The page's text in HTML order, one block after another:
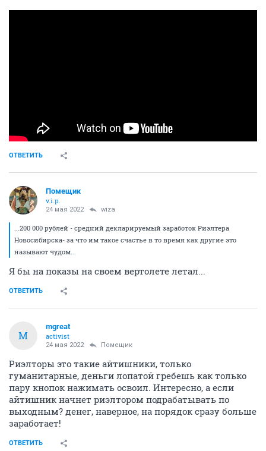
ОТВЕТИТЬ
Помещик
v.i.p.
24 мая 2022 wiza
...200 000 рублей - средний декларируемый заработок Риэлтера
Новосибирска- за что им такое счастье в то время как другие это
называют чудом...
Я бы на показы на своем вертолете летал...
ОТВЕТИТЬ
M
mgreat
activist
24 мая 2022 Помещик
Риэлторы это такие айтишники, только
гуманитарные, деньги лопатой гребешь как только
пару кнопок нажимать освоил. Интересно, а если
айтишник начнет риэлтором подрабатывать по
выходным? денег, наверное, на порядок сразу больше
заработает!
ОТВЕТИТЬ